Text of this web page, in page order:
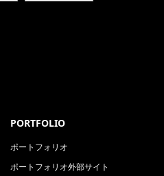
PORTFOLIO
ポートフォリオ
ポートフォリオ外部サイト